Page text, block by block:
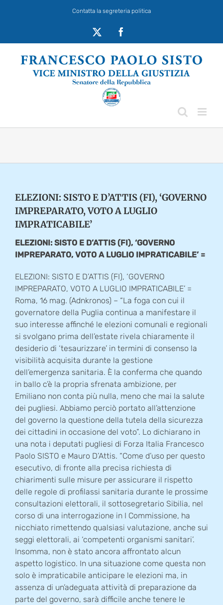
Contatta la segreteria politica
ELEZIONI: SISTO E D’ATTIS (FI), ‘GOVERNO
IMPREPARATO, VOTO A LUGLIO
IMPRATICABILE’
ELEZIONI: SISTO E D’ATTIS (FI), ‘GOVERNO
IMPREPARATO, VOTO A LUGLIO IMPRATICABILE’ =
ELEZIONI: SISTO E D’ATTIS (FI), ‘GOVERNO
IMPREPARATO, VOTO A LUGLIO IMPRATICABILE’ =
Roma, 16 mag. (Adnkronos) – “La foga con cui il
governatore della Puglia continua a manifestare il
suo interesse affinché le elezioni comunali e regionali
si svolgano prima dell’estate rivela chiaramente il
desiderio di ‘tesaurizzare’ in termini di consenso la
visibilità acquisita durante la gestione
dell’emergenza sanitaria. È la conferma che quando
in ballo c’è la propria sfrenata ambizione, per
Emiliano non conta più nulla, meno che mai la salute
dei pugliesi. Abbiamo perciò portato all’attenzione
del governo la questione della tutela della sicurezza
dei cittadini in occasione del voto”. Lo dichiarano in
una nota i deputati pugliesi di Forza Italia Francesco
Paolo SISTO e Mauro D’Attis. “Come d’uso per questo
esecutivo, di fronte alla precisa richiesta di
chiarimenti sulle misure per assicurare il rispetto
delle regole di profilassi sanitaria durante le prossime
consultazioni elettorali, il sottosegretario Sibilia, nel
corso di una interrogazione in I Commissione, ha
nicchiato rimettendo qualsiasi valutazione, anche sui
seggi elettorali, ai ‘competenti organismi sanitari’.
Insomma, non è stato ancora affrontato alcun
aspetto logistico. In una situazione come questa non
solo è impraticabile anticipare le elezioni ma, in
assenza di un’adeguata attività di preparazione da
parte del governo, sarà difficile anche tenere le